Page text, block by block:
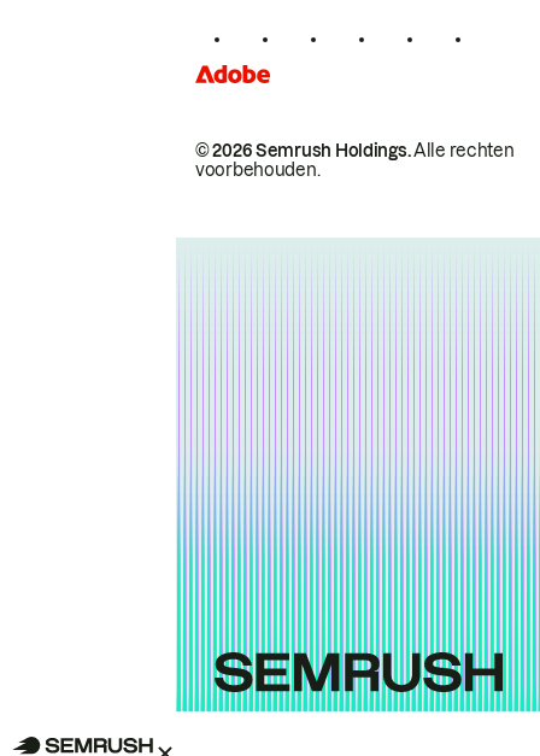
© 2026 Semrush Holdings.Alle rechten
voorbehouden.